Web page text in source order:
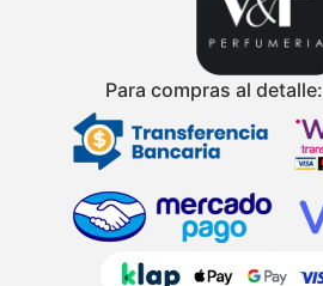
Para compras al detalle: